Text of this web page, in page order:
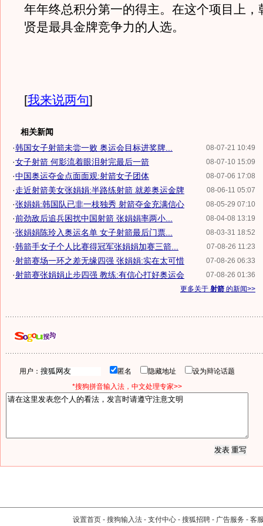
年年终总积分第一的得主。在这个项目上，
贤是最具金牌竞争力的人选。
[我来说两句]
相关新闻
08-07-21 10:49
·韩国女子射箭未尝一败 奥运会目标进奖牌...
08-07-10 15:09
·女子射箭 何影流着眼泪射完最后一箭
08-07-06 17:08
·中国奥运夺金点面面观:射箭女子团体
08-06-11 05:07
·走近射箭美女张娟娟:半路练射箭 就差奥运金牌
08-05-29 07:10
·张娟娟:韩国队已非一枝独秀 射箭夺金充满信心
08-04-08 13:19
·前劲敌后追兵困扰中国射箭 张娟娟率两小...
08-03-31 18:52
·张娟娟陈玲入奥运名单 女子射箭最后门票...
07-08-26 11:23
·韩箭手女子个人比赛得冠军张娟娟加赛三箭...
07-08-26 06:33
·射箭赛场一环之差无缘四强 张娟娟:实在太可惜
07-08-26 01:36
·射箭赛张娟娟止步四强 教练:有信心打好奥运会
更多关于 射箭 的新闻>>
用户： 匿名 隐藏地址
设为辩论话题
*搜狗拼音输入法，中文处理专家>>
设置首页 - 搜狗输入法 - 支付中心 - 搜狐招聘 - 广告服务 - 客